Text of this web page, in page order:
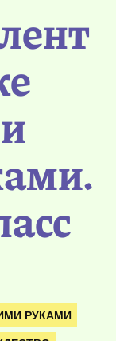
РУКАМИ